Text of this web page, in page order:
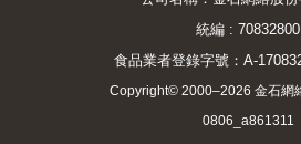
統編 : 70832800
食品業者登錄字號：A-
Copyright© 2000–2026 金石網
0806_a861311